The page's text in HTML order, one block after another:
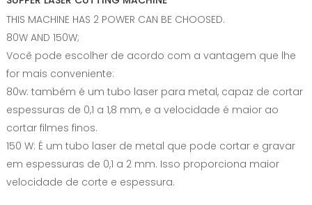
THIS MACHINE HAS 2 POWER CAN BE CHOOSED.
80W AND 150W;
Você pode escolher de acordo com a vantagem que lhe
for mais conveniente:
80w: também é um tubo laser para metal, capaz de cortar
espessuras de 0,1 a 1,8 mm, e a velocidade é maior ao
cortar filmes finos.
150 W: É um tubo laser de metal que pode cortar e gravar
em espessuras de 0,1 a 2 mm. Isso proporciona maior
velocidade de corte e espessura.